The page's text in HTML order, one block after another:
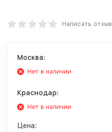
Написать отзыв
Москва:
Нет в наличии
Краснодар:
Нет в наличии
Цена: